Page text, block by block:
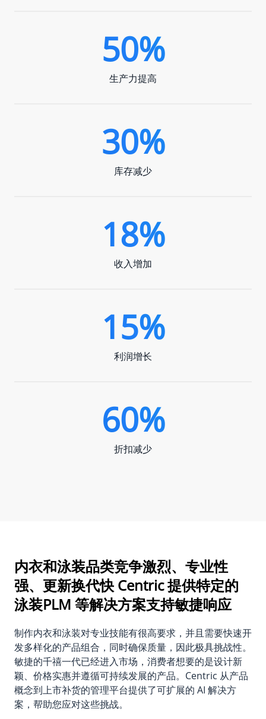
50%
生产力提高
30%
库存减少
18%
收入增加
15%
利润增长
60%
折扣减少
内衣和泳装品类竞争激烈、专业性
强、更新换代快 Centric 提供特定的
泳装PLM 等解决方案支持敏捷响应
制作内衣和泳装对专业技能有很高要求，并且需要快速开
发多样化的产品组合，同时确保质量，因此极具挑战性。
敏捷的千禧一代已经进入市场，消费者想要的是设计新
颖、价格实惠并遵循可持续发展的产品。Centric 从产品
概念到上市补货的管理平台提供了可扩展的 AI 解决方
案，帮助您应对这些挑战。